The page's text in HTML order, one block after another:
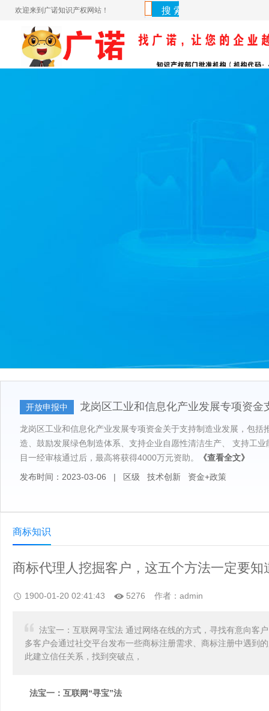
欢迎来到广诺知识产权网站！
开放申报中 龙岗区工业和信息化产业发展专项资金
龙岗区工业和信息化产业发展专项资金关于支持制造业发展，包
造、鼓励发展绿色制造体系、支持企业自愿性清洁生产、 支持工
目一经审核通过后，最高将获得4000万元资助。
《查看全文》
发布时间：2023-03-06
| 区级 技术创新 资金+政策
商标知识
商标代理人挖掘客户，这五个方法一定要知
作者：admin
1900-01-20 02:41:43 5276
法宝一：互联网寻宝法 通过网络在线的方式，寻找有意向客
多客户会通过社交平台发布一些商标注册需求、商标注册中遇到
此建立信任关系，找到突破点，
法宝一：互联网“寻宝”法